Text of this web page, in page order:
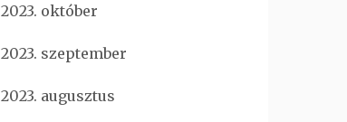
2023. október
2023. szeptember
2023. augusztus